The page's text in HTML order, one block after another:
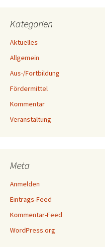
Kategorien
Aktuelles
Allgemein
Aus-/Fortbildung
Fördermittel
Kommentar
Veranstaltung
Meta
Anmelden
Eintrags-Feed
Kommentar-Feed
WordPress.org